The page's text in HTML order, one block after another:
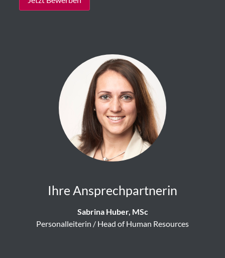
Ihre Ansprechpartnerin
Sabrina Huber, MSc
Personalleiterin / Head of Human Resources